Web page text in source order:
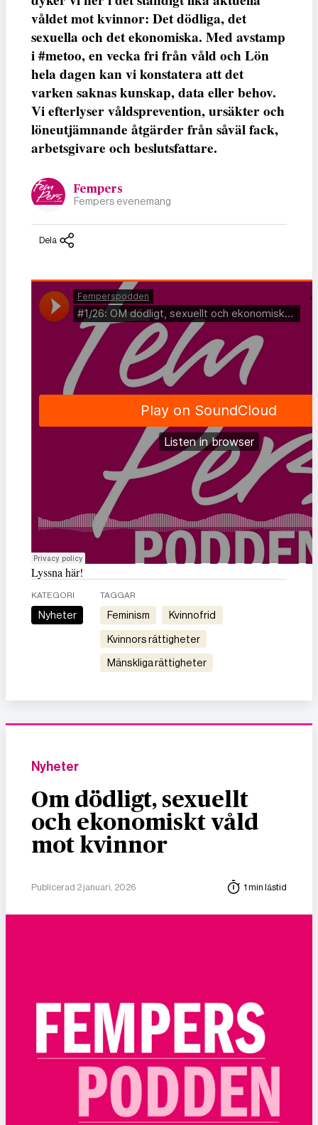
våldet mot kvinnor: Det dödliga, det
sexuella och det ekonomiska. Med avstamp
i #metoo, en vecka fri från våld och Lön
hela dagen kan vi konstatera att det
varken saknas kunskap, data eller behov.
Vi efterlyser våldsprevention, ursäkter och
löneutjämnande åtgärder från såväl fack,
arbetsgivare och beslutsfattare.
Fempers
Fempers evenemang
Dela
Lyssna här!
KATEGORI
Nyheter
TAGGAR
feminism kvinnofrid
kvinnors rättigheter
mänskliga rättigheter
Nyheter
Om dödligt, sexuellt
och ekonomiskt våld
mot kvinnor
Publicerad 2 januari, 2026 1 min lästid